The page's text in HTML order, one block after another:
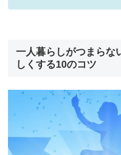
一人暮らしがつまらな
しくする10のコツ